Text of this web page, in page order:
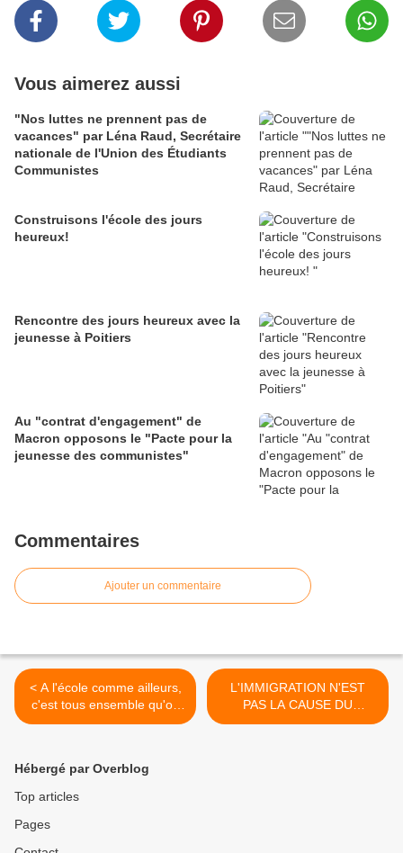
Vous aimerez aussi
"Nos luttes ne prennent pas de
vacances" par Léna Raud, Secrétaire
nationale de l'Union des Étudiants
Communistes
Construisons l'école des jours
heureux!
Rencontre des jours heureux avec la
jeunesse à Poitiers
Au "contrat d'engagement" de
Macron opposons le "Pacte pour la
jeunesse des communistes"
Commentaires
Ajouter un commentaire
< A l'école comme ailleurs,
c'est tous ensemble qu'on
apprend !
L'IMMIGRATION N'EST
PAS LA CAUSE DU
CHOMAGE ET DES
Hébergé par Overblog
Top articles
Pages